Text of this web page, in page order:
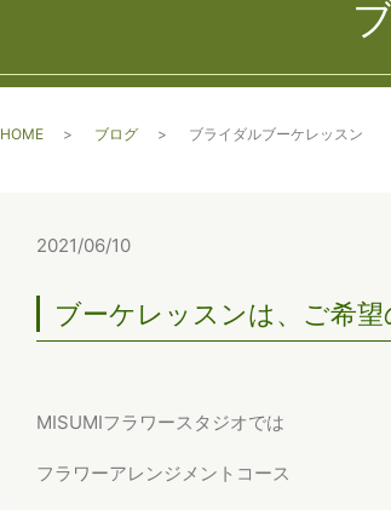
HOME ブログ ブライダルブーケレッスン
2021/06/10
ブーケレッスンは、ご希
MISUMIフラワースタジオでは
フラワーアレンジメントコース